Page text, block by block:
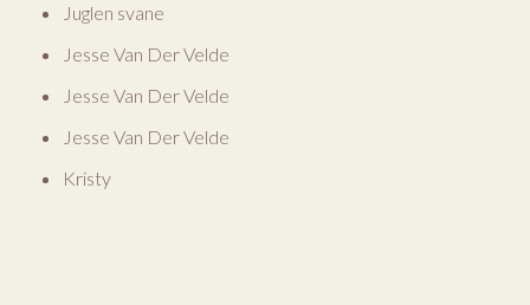
Juglen svane
Jesse Van Der Velde
Jesse Van Der Velde
Jesse Van Der Velde
Kristy